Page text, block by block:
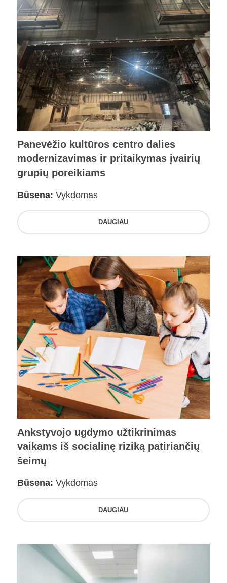
Panevėžio kultūros centro dalies
modernizavimas ir pritaikymas įvairių
grupių poreikiams
Būsena: Vykdomas
DAUGIAU
Ankstyvojo ugdymo užtikrinimas
vaikams iš socialinę riziką patiriančių
šeimų
Būsena: Vykdomas
DAUGIAU